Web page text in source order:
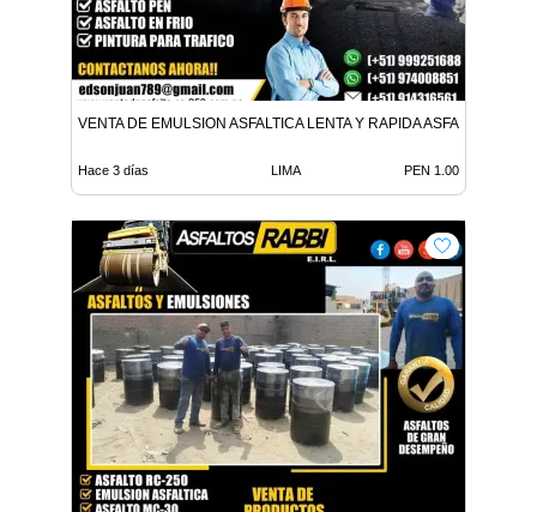
VENTA DE EMULSION ASFALTICA LENTA Y RAPIDA ASFALTO EN
Hace 3 días LIMA PEN 1.00